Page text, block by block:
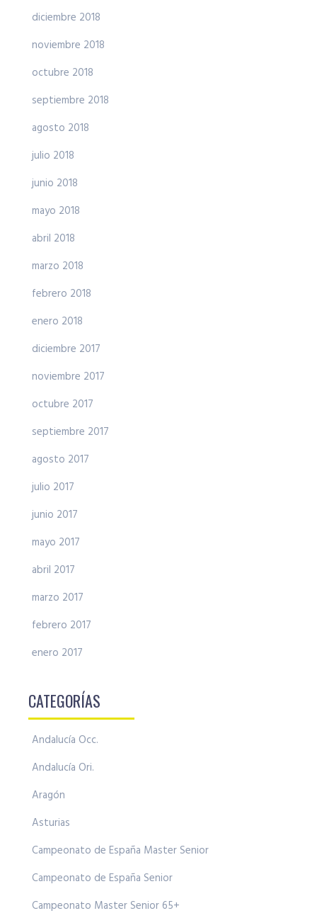
diciembre 2018
noviembre 2018
octubre 2018
septiembre 2018
agosto 2018
julio 2018
junio 2018
mayo 2018
abril 2018
marzo 2018
febrero 2018
enero 2018
diciembre 2017
noviembre 2017
octubre 2017
septiembre 2017
agosto 2017
julio 2017
junio 2017
mayo 2017
abril 2017
marzo 2017
febrero 2017
enero 2017
CATEGORÍAS
Andalucía Occ.
Andalucía Ori.
Aragón
Asturias
Campeonato de España Master Senior
Campeonato de España Senior
Campeonato Master Senior 65+